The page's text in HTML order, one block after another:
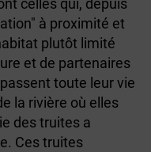
à proximité et
plutôt limité
et de partenaires
toute leur vie
la rivière où elles
des truites a
Ces truites